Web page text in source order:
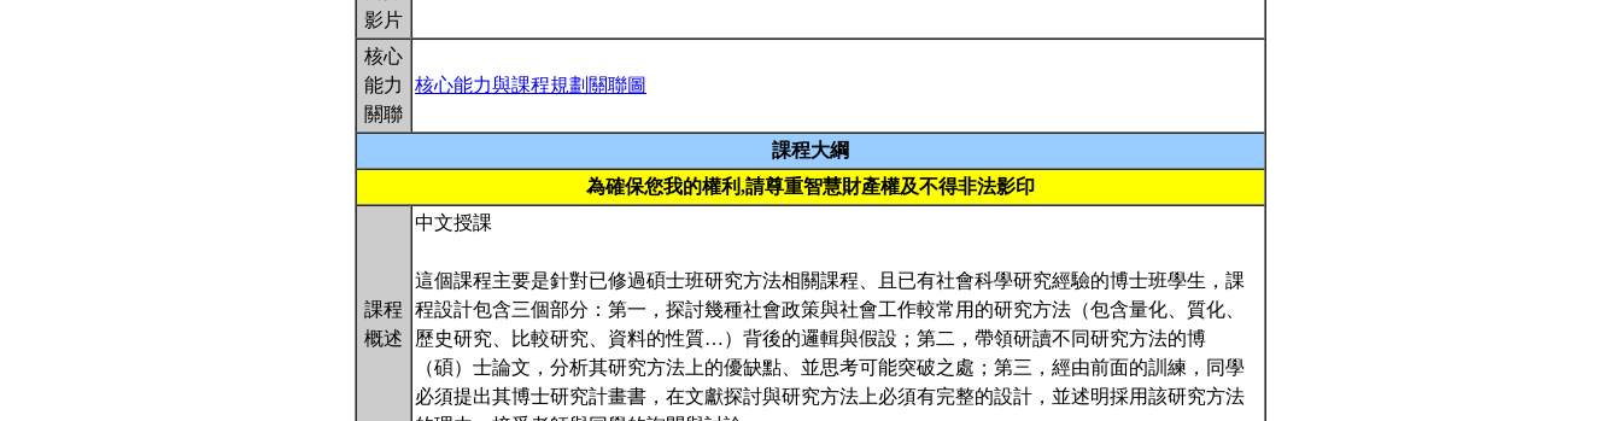
影片
核心
能力
關聯
核心能力與課程規劃關聯圖
課程大綱
為確保您我的權利,請尊重智慧財產權及不得非法影印
課程
概述
中文授課
這個課程主要是針對已修過碩士班研究方法相關課程、且已有社會科學研究經驗的博士班學生，課
程設計包含三個部分：第一，探討幾種社會政策與社會工作較常用的研究方法（包含量化、質化、
歷史研究、比較研究、資料的性質…）背後的邏輯與假設；第二，帶領研讀不同研究方法的博
（碩）士論文，分析其研究方法上的優缺點、並思考可能突破之處；第三，經由前面的訓練，同學
必須提出其博士研究計畫書，在文獻探討與研究方法上必須有完整的設計，並述明採用該研究方法